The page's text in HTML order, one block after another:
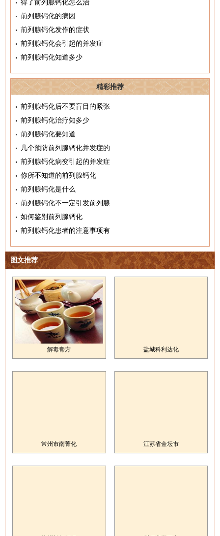
得了前列腺钙化怎么治
前列腺钙化的病因
前列腺钙化发作的症状
前列腺钙化会引起的并发症
前列腺钙化知道多少
精彩推荐
前列腺钙化后不要盲目的紧张
前列腺钙化治疗知多少
前列腺钙化要知道
几个预防前列腺钙化并发症的
前列腺钙化病变引起的并发症
你所不知道的前列腺钙化
前列腺钙化是什么
前列腺钙化不一定引发前列腺
如何鉴别前列腺钙化
前列腺钙化患者的注意事项有
图文推荐
解毒膏方 盐城科利达化
常州市南菁化 江苏省金坛市